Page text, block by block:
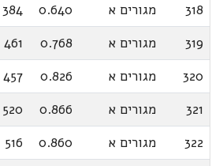
318
מגורים א 0.640
384
319
מגורים א 0.768
461
320
מגורים א 0.826
457
321
מגורים א 0.866
520
322
מגורים א 0.860
516